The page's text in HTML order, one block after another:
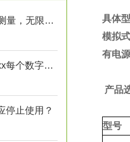
KSR磁翻板液位计：精准测量，无限可能
wika压力表型号含义 xxx.xx每个数字不一样时都代表了哪些区别？
停止使用？
具体
模拟
有电
产品
型号